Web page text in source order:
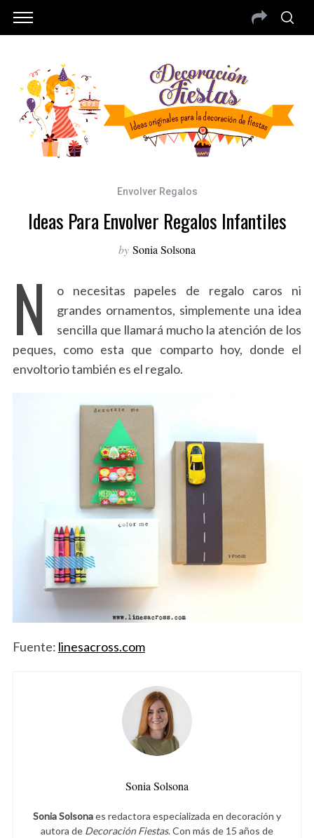
Envolver Regalos
Ideas Para Envolver Regalos Infantiles
by Sonia Solsona
N
o necesitas papeles de regalo caros ni
grandes ornamentos, simplemente una idea
sencilla que llamará mucho la atención de los
peques, como esta que comparto hoy, donde el
envoltorio también es el regalo.
Fuente: linesacross.com
Sonia Solsona
Sonia Solsonaes redactora especializada en decoración y
autora de Decoración Fiestas. Con más de 15 años de